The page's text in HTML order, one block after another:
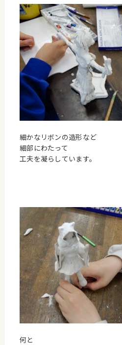
細かなリボンの造形など
細部にわたって
工夫を凝らしています。
何と